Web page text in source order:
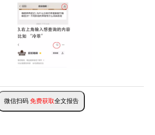
微信扫码 免费获取全文报告